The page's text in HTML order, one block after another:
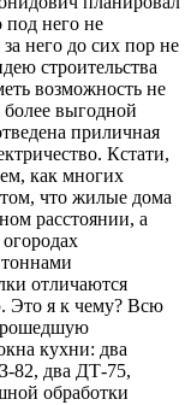
под него не
него до сих пор не
строительства
возможность не
более выгодной
приличная
Кстати,
как многих
что жилые дома
расстоянии, а
отличаются
Это я к чему? Всю
кухни: два
82, два ДТ-75,
обработки